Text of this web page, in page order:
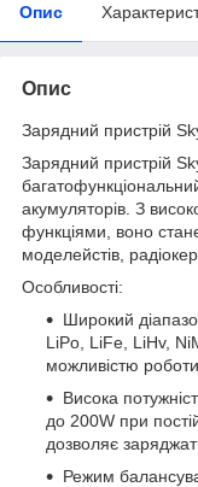
Опис
Опис
Зарядний пристрій
Зарядний пристрій
акумуляторів. З
функціями, воно
моделейстів,
Особливості:
Широкий
LiPo, LiFe, LiHv,
можливістю
Висока
до 200W при
дозволяє
Режим